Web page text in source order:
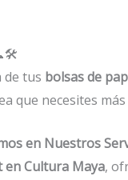
tus bolsas de
que necesites
en Nuestros
en Cultura Maya,